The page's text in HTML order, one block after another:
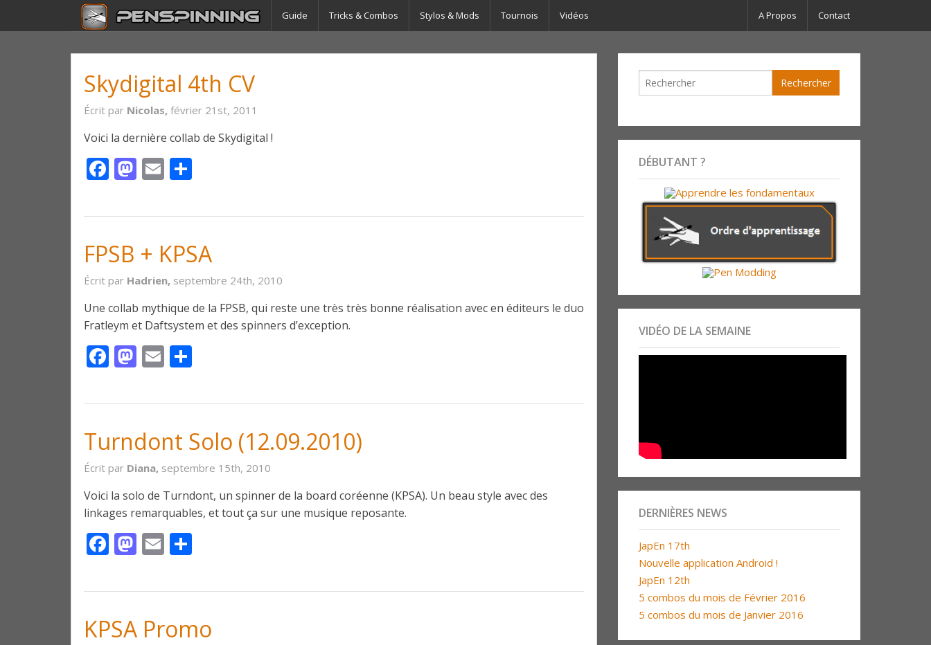
Guide Tricks & Combos Stylos & Mods Tournois Vidéos A Propos Contact
Skydigital 4th CV
Écrit par Nicolas, février 21st, 2011
Voici la dernière collab de Skydigital !
Facebook
Mastodon
Email
FPSB + KPSA
Écrit par Hadrien, septembre 24th, 2010
Une collab mythique de la FPSB, qui reste une très très bonne réalisation avec en éditeurs le duo
Fratleym et Daftsystem et des spinners d’exception.
Facebook
Mastodon
Email
Turndont Solo (12.09.2010)
Écrit par Diana, septembre 15th, 2010
Voici la solo de Turndont, un spinner de la board coréenne (KPSA). Un beau style avec des
linkages remarquables, et tout ça sur une musique reposante.
Facebook
Mastodon
Email
KPSA Promo
DÉBUTANT ?
VIDÉO DE LA SEMAINE
DERNIÈRES NEWS
JapEn 17th
Nouvelle application Android !
JapEn 12th
5 combos du mois de Février 2016
5 combos du mois de Janvier 2016